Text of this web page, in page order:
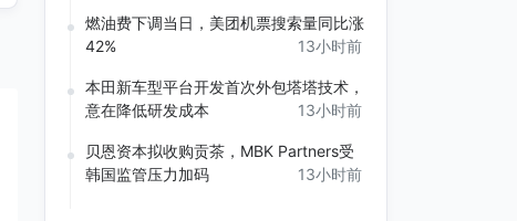
13小时前
燃油费下调当日，美团机票搜索量同比涨
42%
13小时前
本田新车型平台开发首次外包塔塔技术，
意在降低研发成本
13小时前
贝恩资本拟收购贡茶，MBK Partners受
韩国监管压力加码